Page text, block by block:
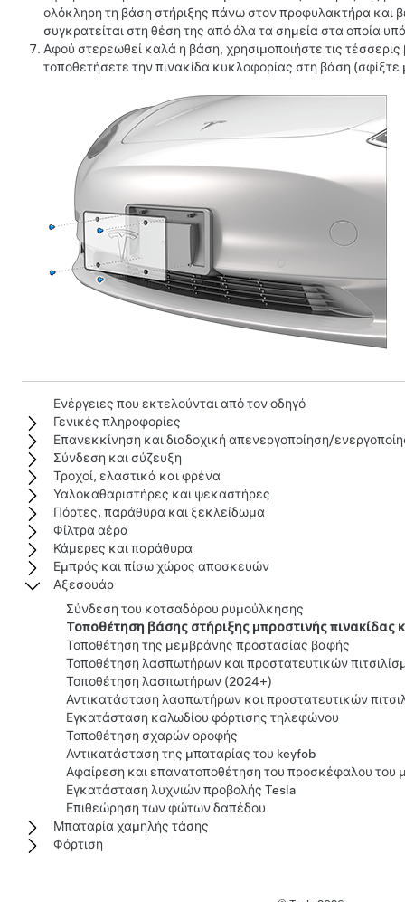
ολόκληρη τη βάση στήριξης πάνω στον προφυλακτήρα και
συγκρατείται στη θέση της από όλα τα σημεία στα οποία
Αφού στερεωθεί καλά η βάση, χρησιμοποιήστε τις τέσσερις
τοποθετήσετε την πινακίδα κυκλοφορίας στη βάση
Ενέργειες που εκτελούνται από τον οδηγό
Γενικές πληροφορίες
Επανεκκίνηση και διαδοχική απενεργοποίηση/
Σύνδεση και σύζευξη
Τροχοί, ελαστικά και φρένα
Υαλοκαθαριστήρες και ψεκαστήρες
Πόρτες, παράθυρα και ξεκλείδωμα
Φίλτρα αέρα
Κάμερες και παράθυρα
Εμπρός και πίσω χώρος αποσκευών
Αξεσουάρ
Σύνδεση του κοτσαδόρου ρυμούλκησης
Τοποθέτηση βάσης στήριξης μπροστινής πινακίδας
Τοποθέτηση της μεμβράνης προστασίας βαφής
Τοποθέτηση λασπωτήρων και προστατευτικών
Τοποθέτηση λασπωτήρων (2024+)
Αντικατάσταση λασπωτήρων και προστατευτικών
Εγκατάσταση καλωδίου φόρτισης τηλεφώνου
Τοποθέτηση σχαρών οροφής
Αντικατάσταση της μπαταρίας του keyfob
Αφαίρεση και επανατοποθέτηση του προσκέφαλου του
Εγκατάσταση λυχνιών προβολής Tesla
Επιθεώρηση των φώτων δαπέδου
Μπαταρία χαμηλής τάσης
Φόρτιση